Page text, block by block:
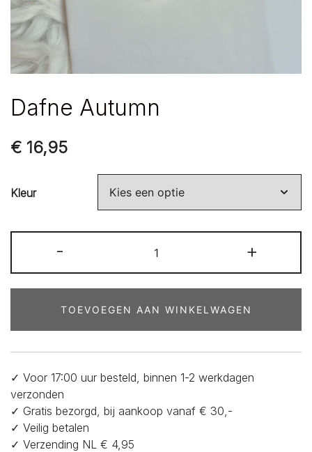
Dafne Autumn
€ 16,95
Kleur
-
Autumn
aantal
+
TOEVOEGEN AAN WINKELWAGEN
✓ Voor 17:00 uur besteld, binnen 1-2 werkdagen
verzonden
✓ Gratis bezorgd, bij aankoop vanaf € 30,-
✓ Veilig betalen
✓ Verzending NL € 4,95